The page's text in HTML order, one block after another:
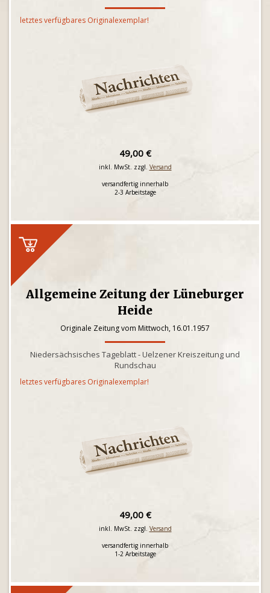
letztes verfügbares Originalexemplar!
49,00 €
inkl. MwSt. zzgl. Versand
versandfertig innerhalb
2-3 Arbeitstage
Allgemeine Zeitung der Lüneburger
Heide
Originale Zeitung vom Mittwoch, 16.01.1957
Niedersächsisches Tageblatt - Uelzener Kreiszeitung und
Rundschau
letztes verfügbares Originalexemplar!
49,00 €
inkl. MwSt. zzgl. Versand
versandfertig innerhalb
1-2 Arbeitstage